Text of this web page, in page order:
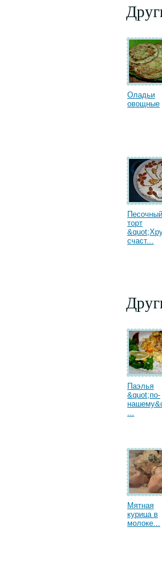
Оладьи
овощные
Песочный
торт
счаст...
Паэлья
&quot;по-
...
Мятная
курица в
молоке...